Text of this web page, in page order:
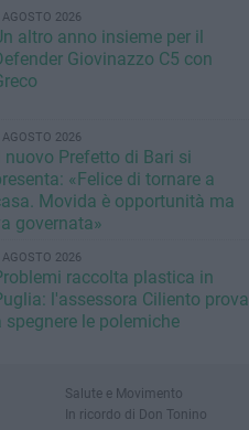
AGOSTO 2026
altro anno insieme per il
Giovinazzo C5 con
AGOSTO 2026
nuovo Prefetto di Bari si
«Felice di tornare a
Movida è opportunità ma
governata»
AGOSTO 2026
raccolta plastica in
l'assessora Ciliento prova
spegnere le polemiche
Salute e Movimento
In ricordo di Don Tonino